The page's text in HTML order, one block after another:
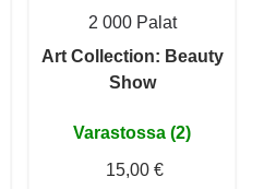
2 000 Palat
Art Collection: Beauty
Show
Varastossa (2)
15,00 €